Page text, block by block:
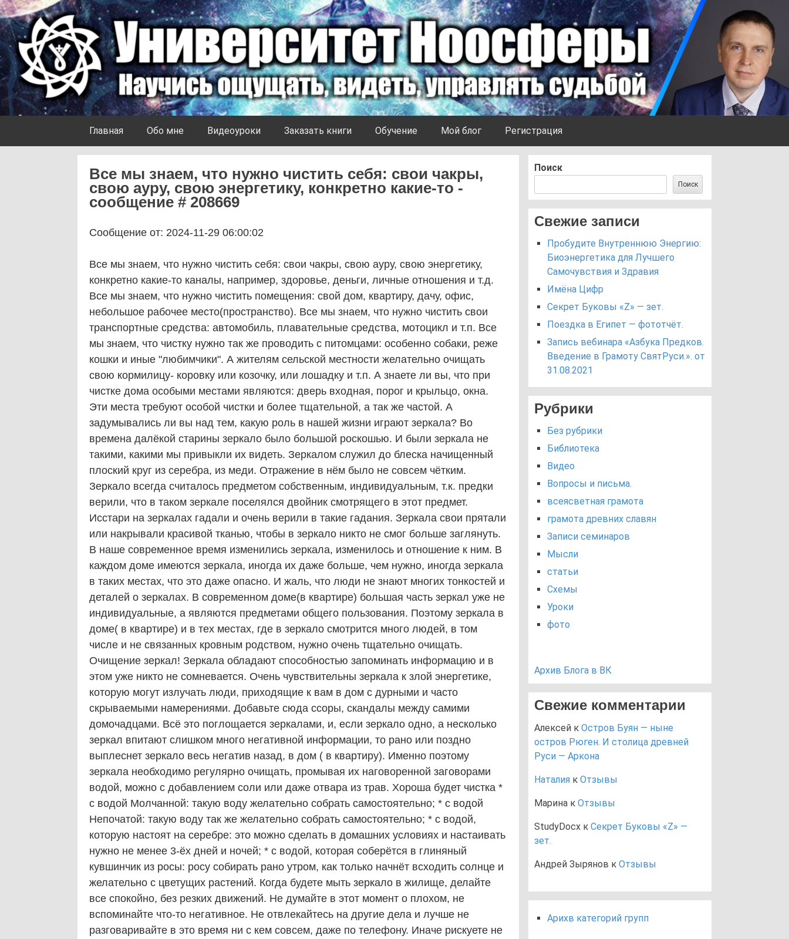
Университет Ноосферы
Главная Обо мне Видеоуроки Заказать книги Обучение Мой блог Регистрация
Все мы знаем, что нужно чистить себя: свои чакры,
свою ауру, свою энергетику, конкретно какие-то -
сообщение # 208669
Сообщение от: 2024-11-29 06:00:02
Все мы знаем, что нужно чистить себя: свои чакры, свою ауру, свою энергетику,
конкретно какие-то каналы, например, здоровье, деньги, личные отношения и т.д.
Все мы знаем, что нужно чистить помещения: свой дом, квартиру, дачу, офис,
небольшое рабочее место(пространство). Все мы знаем, что нужно чистить свои
транспортные средства: автомобиль, плавательные средства, мотоцикл и т.п. Все
мы знаем, что чистку нужно так же проводить с питомцами: особенно собаки, реже
кошки и иные "любимчики". А жителям сельской местности желательно очищать
свою кормилицу- коровку или козочку, или лошадку и т.п. А знаете ли вы, что при
чистке дома особыми местами являются: дверь входная, порог и крыльцо, окна.
Эти места требуют особой чистки и более тщательной, а так же частой. А
задумывались ли вы над тем, какую роль в нашей жизни играют зеркала? Во
времена далёкой старины зеркало было большой роскошью. И были зеркала не
такими, какими мы привыкли их видеть. Зеркалом служил до блеска начищенный
плоский круг из серебра, из меди. Отражение в нём было не совсем чётким.
Зеркало всегда считалось предметом собственным, индивидуальным, т.к. предки
верили, что в таком зеркале поселялся двойник смотрящего в этот предмет.
Исстари на зеркалах гадали и очень верили в такие гадания. Зеркала свои прятали
или накрывали красивой тканью, чтобы в зеркало никто не смог больше заглянуть.
В наше современное время изменились зеркала, изменилось и отношение к ним. В
каждом доме имеются зеркала, иногда их даже больше, чем нужно, иногда зеркала
в таких местах, что это даже опасно. И жаль, что люди не знают многих тонкостей и
деталей о зеркалах. В современном доме(в квартире) большая часть зеркал уже не
индивидуальные, а являются предметами общего пользования. Поэтому зеркала в
доме( в квартире) и в тех местах, где в зеркало смотрится много людей, в том
числе и не связанных кровным родством, нужно очень тщательно очищать.
Очищение зеркал! Зеркала обладают способностью запоминать информацию и в
этом уже никто не сомневается. Очень чувствительны зеркала к злой энергетике,
которую могут излучать люди, приходящие к вам в дом с дурными и часто
скрываемыми намерениями. Добавьте сюда ссоры, скандалы между самими
домочадцами. Всё это поглощается зеркалами, и, если зеркало одно, а несколько
зеркал впитают слишком много негативной информации, то рано или поздно
выплеснет зеркало весь негатив назад, в дом ( в квартиру). Именно поэтому
зеркала необходимо регулярно очищать, промывая их наговоренной заговорами
водой, можно с добавлением соли или даже отвара из трав. Хороша будет чистка *
с водой Молчанной: такую воду желательно собрать самостоятельно; * с водой
Непочатой: такую воду так же желательно собрать самостоятельно; * с водой,
которую настоят на серебре: это можно сделать в домашних условиях и настаивать
нужно не менее 3-ёх дней и ночей; * с водой, которая соберётся в глиняный
кувшинчик из росы: росу собирать рано утром, как только начнёт всходить солнце и
желательно с цветущих растений. Когда будете мыть зеркало в жилище, делайте
все спокойно, без резких движений. Не думайте в этот момент о плохом, не
вспоминайте что-то негативное. Не отвлекайтесь на другие дела и лучше не
разговаривайте в это время ни с кем совсем, даже по телефону. Иначе рискуете не
Поиск
Поиск
Свежие записи
Пробудите Внутреннюю Энергию:
Биоэнергетика для Лучшего
Самочувствия и Здравия
Имёна Цифр
Секрет Буковы «Z» — зет.
Поездка в Египет — фототчёт.
Запись вебинара «Азбука Предков.
Введение в Грамоту СвятРуси.». от
31.08.2021
Рубрики
Без рубрики
Библиотека
Видео
Вопросы и письма.
всеясветная грамота
грамота древних славян
Записи семинаров
Мысли
статьи
Схемы
Уроки
фото
Архив Блога в ВК
Свежие комментарии
Алексей к Остров Буян — ныне
остров Рюген. И столица древней
Руси — Аркона
Наталия к Отзывы
Марина к Отзывы
StudyDocx к Секрет Буковы «Z» —
зет.
Андрей Зырянов к Отзывы
Арихв категорий групп